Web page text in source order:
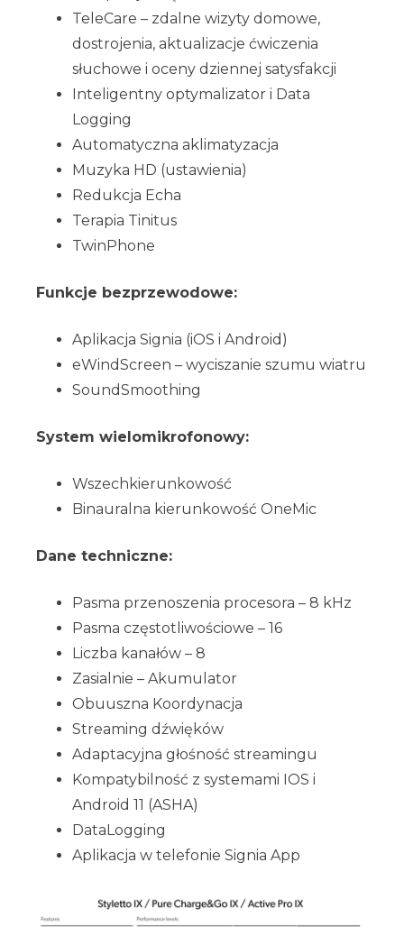
TeleCare – zdalne wizyty domowe,
dostrojenia, aktualizacje ćwiczenia
słuchowe i oceny dziennej satysfakcji
Inteligentny optymalizator i Data
Logging
Automatyczna aklimatyzacja
Muzyka HD (ustawienia)
Redukcja Echa
Terapia Tinitus
TwinPhone
Funkcje bezprzewodowe:
Aplikacja Signia (iOS i Android)
eWindScreen – wyciszanie szumu wiatru
SoundSmoothing
System wielomikrofonowy:
Wszechkierunkowość
Binauralna kierunkowość OneMic
Dane techniczne:
Pasma przenoszenia procesora – 8 kHz
Pasma częstotliwościowe – 16
Liczba kanałów – 8
Zasialnie – Akumulator
Obuuszna Koordynacja
Streaming dźwięków
Adaptacyjna głośność streamingu
Kompatybilność z systemami IOS i
Android 11 (ASHA)
DataLogging
Aplikacja w telefonie Signia App